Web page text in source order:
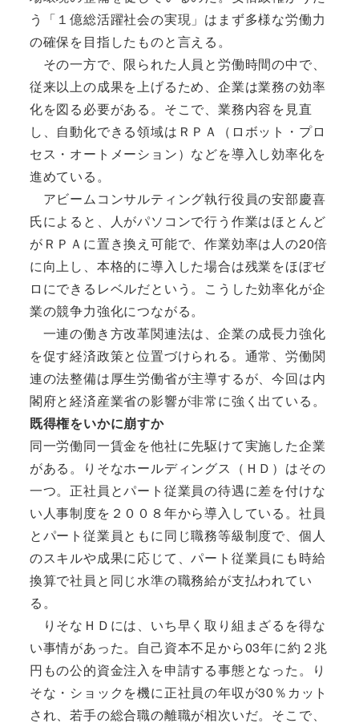
う「１億総活躍社会の実現」はまず多様な労働力
の確保を目指したものと言える。
その一方で、限られた人員と労働時間の中で、
従来以上の成果を上げるため、企業は業務の効率
化を図る必要がある。そこで、業務内容を見直
し、自動化できる領域はＲＰＡ（ロボット・プロ
セス・オートメーション）などを導入し効率化を
進めている。
アビームコンサルティング執行役員の安部慶喜
氏によると、人がパソコンで行う作業はほとんど
がＲＰＡに置き換え可能で、作業効率は人の20倍
に向上し、本格的に導入した場合は残業をほぼゼ
ロにできるレベルだという。こうした効率化が企
業の競争力強化につながる。
一連の働き方改革関連法は、企業の成長力強化
を促す経済政策と位置づけられる。通常、労働関
連の法整備は厚生労働省が主導するが、今回は内
閣府と経済産業省の影響が非常に強く出ている。
既得権をいかに崩すか
同一労働同一賃金を他社に先駆けて実施した企業
がある。りそなホールディングス（ＨＤ）はその
一つ。正社員とパート従業員の待遇に差を付けな
い人事制度を２００８年から導入している。社員
とパート従業員ともに同じ職務等級制度で、個人
のスキルや成果に応じて、パート従業員にも時給
換算で社員と同じ水準の職務給が支払われてい
る。
りそなＨＤには、いち早く取り組まざるを得な
い事情があった。自己資本不足から03年に約２兆
円もの公的資金注入を申請する事態となった。り
そな・ショックを機に正社員の年収が30％カット
され、若手の総合職の離職が相次いだ。そこで、